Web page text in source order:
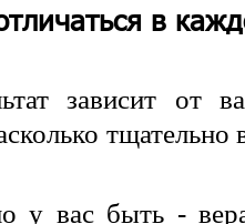
в
зависит от
у вас быть -